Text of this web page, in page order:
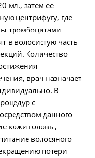
мл., затем ее
центрифугу, где
тромбоцитами.
в волосистую часть
Количество
врач назначает
В
с
данного
кожи головы,
волосяного
потери